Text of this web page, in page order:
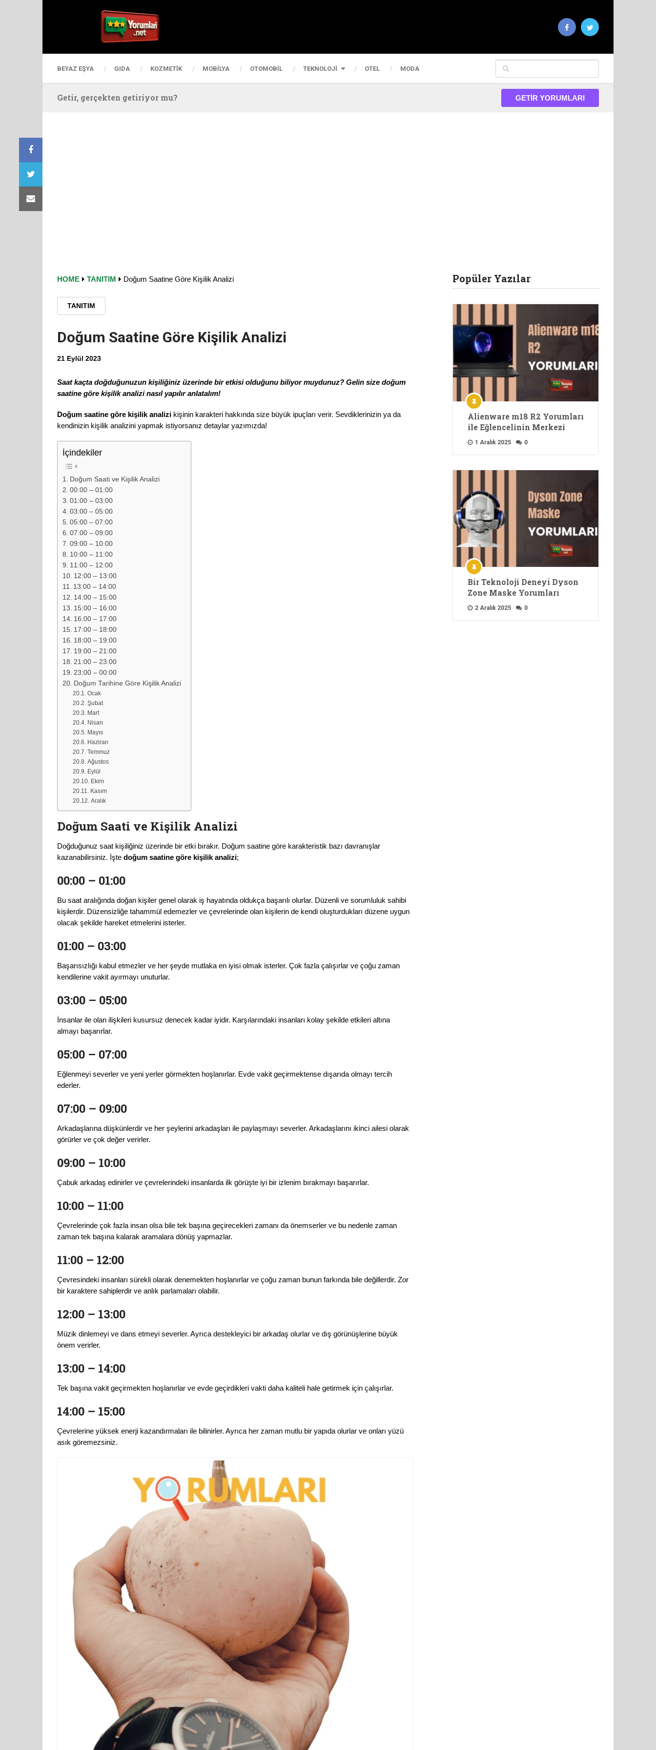
BEYAZ EŞYA GIDA KOZMETIK MOBILYA OTOMOBIL TEKNOLOJI OTEL MODA
Getir, gerçekten getiriyor mu? GETIR YORUMLARI
HOME TANITIM Doğum Saatine Göre Kişilik Analizi
TANITIM
Doğum Saatine Göre Kişilik Analizi
21 Eylül 2023
Saat kaçta doğduğunuzun kişiliğiniz üzerinde bir etkisi olduğunu biliyor muydunuz? Gelin size doğum
saatine göre kişilik analizi nasıl yapılır anlatalım!
Doğum saatine göre kişilik analizi kişinin karakteri hakkında size büyük ipuçları verir. Sevdiklerinizin ya da
kendinizin kişilik analizini yapmak istiyorsanız detaylar yazımızda!
İçindekiler
Doğum Saati ve Kişilik Analizi
00:00 – 01:00
01:00 – 03:00
03:00 – 05:00
05:00 – 07:00
07:00 – 09:00
09:00 – 10:00
10:00 – 11:00
11:00 – 12:00
12:00 – 13:00
13:00 – 14:00
14:00 – 15:00
15:00 – 16:00
16:00 – 17:00
17:00 – 18:00
18:00 – 19:00
19:00 – 21:00
21:00 – 23:00
23:00 – 00:00
Doğum Tarihine Göre Kişilik Analizi
Ocak
Şubat
Mart
Nisan
Mayıs
Haziran
Temmuz
Ağustos
Eylül
Ekim
Kasım
Aralık
Doğum Saati ve Kişilik Analizi
Doğduğunuz saat kişiliğiniz üzerinde bir etki bırakır. Doğum saatine göre karakteristik bazı davranışlar
kazanabilirsiniz. İşte doğum saatine göre kişilik analizi;
00:00 – 01:00
Bu saat aralığında doğan kişiler genel olarak iş hayatında oldukça başarılı olurlar. Düzenli ve sorumluluk sahibi
kişilerdir. Düzensizliğe tahammül edemezler ve çevrelerinde olan kişilerin de kendi oluşturdukları düzene uygun
olacak şekilde hareket etmelerini isterler.
01:00 – 03:00
Başarısızlığı kabul etmezler ve her şeyde mutlaka en iyisi olmak isterler. Çok fazla çalışırlar ve çoğu zaman
kendilerine vakit ayırmayı unuturlar.
03:00 – 05:00
İnsanlar ile olan ilişkileri kusursuz denecek kadar iyidir. Karşılarındaki insanları kolay şekilde etkileri altına
almayı başarırlar.
05:00 – 07:00
Eğlenmeyi severler ve yeni yerler görmekten hoşlanırlar. Evde vakit geçirmektense dışarıda olmayı tercih
ederler.
07:00 – 09:00
Arkadaşlarına düşkünlerdir ve her şeylerini arkadaşları ile paylaşmayı severler. Arkadaşlarını ikinci ailesi olarak
görürler ve çok değer verirler.
09:00 – 10:00
Çabuk arkadaş edinirler ve çevrelerindeki insanlarda ilk görüşte iyi bir izlenim bırakmayı başarırlar.
10:00 – 11:00
Çevrelerinde çok fazla insan olsa bile tek başına geçirecekleri zamanı da önemserler ve bu nedenle zaman
zaman tek başına kalarak aramalara dönüş yapmazlar.
11:00 – 12:00
Çevresindeki insanları sürekli olarak denemekten hoşlanırlar ve çoğu zaman bunun farkında bile değillerdir. Zor
bir karaktere sahiplerdir ve anlık parlamaları olabilir.
12:00 – 13:00
Müzik dinlemeyi ve dans etmeyi severler. Ayrıca destekleyici bir arkadaş olurlar ve dış görünüşlerine büyük
önem verirler.
13:00 – 14:00
Tek başına vakit geçirmekten hoşlanırlar ve evde geçirdikleri vakti daha kaliteli hale getirmek için çalışırlar.
14:00 – 15:00
Çevrelerine yüksek enerji kazandırmaları ile bilinirler. Ayrıca her zaman mutlu bir yapıda olurlar ve onları yüzü
asık göremezsiniz.
Popüler Yazılar
Alienware m18 R2 Yorumları
ile Eğlencelinin Merkezi
1 Aralık 2025 0
Bir Teknoloji Deneyi Dyson
Zone Maske Yorumları
2 Aralık 2025 0